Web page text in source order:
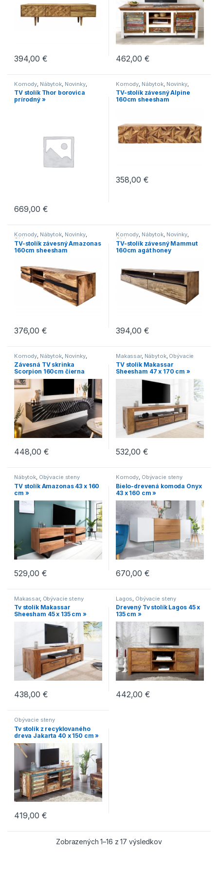
obývacie steny vytvárajú.
394,00€ 462,00€
Komody Nábytok, Novinky,
Obývacie steny Skrine
TV stolík Thor borovica
prírodný »
669,00€
Komody Nábytok, Novinky,
Obývacie steny
TV-stolík závesný Alpine
160cm sheesham
358,00€
Komody, Nábytok, Novinky,
Obývacie steny
TV-stolík závesný Amazonas
160cm sheesham
376,00€
Komody, Nábytok, Novinky,
Obývacie steny
TV-stolík závesný Mammut
160cm agát honey
394,00€
Komody Nábytok, Novinky,
Obývacie steny
Závesná TV skrinka
Scorpion 160cm čierna
Mango
448,00€
Makassar, Nábytok, Obývacie
steny
TV stolík Makassar
Sheesham 47 x 170 cm »
532,00€
Nábytok, Obývacie steny
TV stolík Amazonas 43 x 160
cm »
529,00€
Komody, Obývacie steny
Bielo-drevená komoda Onyx
43 x 160 cm »
670,00€
Makassar, Obývacie steny
Tv stolík Makassar
Sheesham 45 x 135 cm »
438,00€
Lagos Obývacie steny
Drevený Tv stolík Lagos 45 x
135 cm »
442,00€
Obývacie steny
Tv stolík z recyklovaného
dreva Jakarta 40 x 150 cm »
419,00€
Zobrazených 1–16 z 17 výsledkov